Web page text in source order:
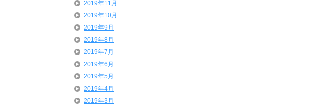
2019年11月
2019年10月
2019年9月
2019年8月
2019年7月
2019年6月
2019年5月
2019年4月
2019年3月